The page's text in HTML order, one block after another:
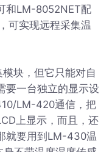
和LM-8052NET配
可实现远程采集温
块，但它只能对自
要一台独立的显示设
LM-420通信，把
上显示，而且，还
就要用到LM-430温